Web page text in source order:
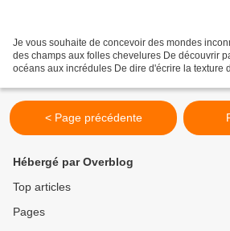
Je vous souhaite de concevoir des mondes
des champs aux folles chevelures De découvrir
océans aux incrédules De dire d'écrire la texture
< Page précédente
Hébergé par Overblog
Top articles
Pages